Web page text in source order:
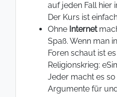
auf jeden Fall hier
Der Kurs ist
Ohne Internet
Spaß. Wenn man
Foren schaut ist
Religionskrieg:
Jeder macht es
Argumente für